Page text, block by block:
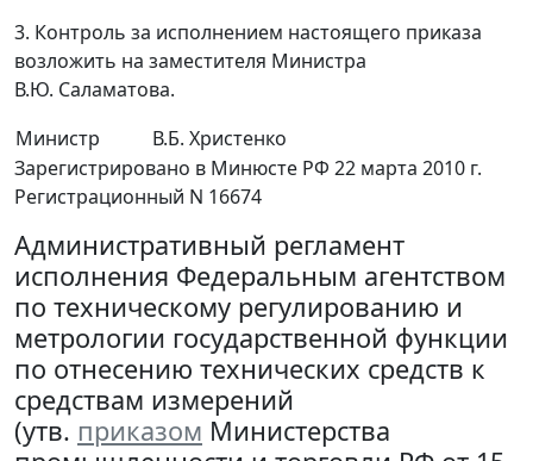
3. Контроль за исполнением настоящего приказа
возложить на заместителя Министра
В.Ю. Саламатова.
Министр
В.Б. Христенко
Зарегистрировано в Минюсте РФ 22 марта 2010 г.
Регистрационный N 16674
Административный регламент
исполнения Федеральным агентством
по техническому регулированию и
метрологии государственной функции
по отнесению технических средств к
средствам измерений
(утв. приказом Министерства